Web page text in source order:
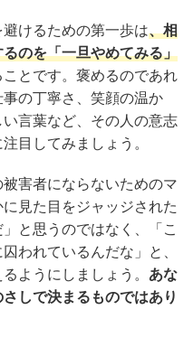
けるための第一歩は、相
のを「一旦やめてみる」
とです。褒めるのであれ
の丁寧さ、笑顔の温か
言葉など、その人の意志
目してみましょう。
害者にならないためのマ
見た目をジャッジされた
と思うのではなく、「こ
われているんだな」と、
ようにしましょう。 あな
しで決まるものではあり